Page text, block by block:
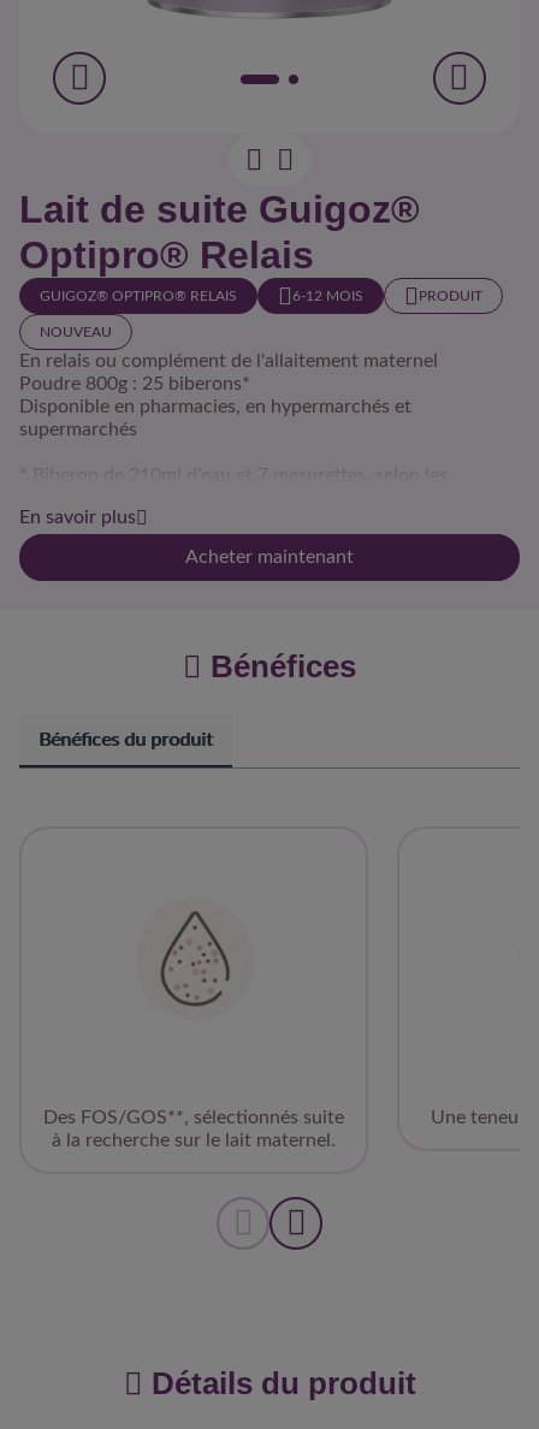
Lait de suite Guigoz®
Optipro® Relais
GUIGOZ® OPTIPRO® RELAIS 6-12 MOIS​ PRODUIT
NOUVEAU
En relais ou complément de l'allaitement maternel
Poudre 800g : 25 biberons*
Disponible en pharmacies, en hypermarchés et
supermarchés
* Biberon de 210ml d'eau et 7 mesurettes, selon les
Sans huile de palme
En savoir plus
Acheter maintenant
Bénéfices
Bénéfices du produit
Des FOS/GOS**, sélectionnés suite
à la recherche sur le lait maternel.
Une teneur
Détails du produit